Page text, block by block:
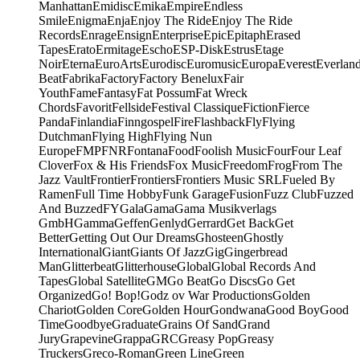
ManhattanEmidiscEmikaEmpireEndless
SmileEnigmaEnjaEnjoy The RideEnjoy The Ride
RecordsEnrageEnsignEnterpriseEpicEpitaphErased
TapesEratoErmitageEschoESP-DiskEstrusEtage
NoirEternaEuroArtsEurodiscEuromusicEuropaEverest
BeatFabrikaFactoryFactory BeneluxFair
YouthFameFantasyFat PossumFat Wreck
ChordsFavoritFellsideFestival ClassiqueFictionFierce
PandaFinlandiaFinngospelFireFlashbackFlyFlying
DutchmanFlying HighFlying Nun
EuropeFMPFNRFontanaFoodFoolish MusicFourFour Leaf
CloverFox & His FriendsFox MusicFreedomFrogFrom The
Jazz VaultFrontierFrontiersFrontiers Music SRLFueled By
RamenFull Time HobbyFunk GarageFusionFuzz ClubFuzzed
And BuzzedFYGalaGamaGama Musikverlags
GmbHGammaGeffenGenlydGerrardGet BackGet
BetterGetting Out Our DreamsGhosteenGhostly
InternationalGiantGiants Of JazzGigGingerbread
ManGlitterbeatGlitterhouseGlobalGlobal Records And
TapesGlobal SatelliteGMGo BeatGo DiscsGo Get
OrganizedGo! Bop!Godz ov War ProductionsGolden
ChariotGolden CoreGolden HourGondwanaGood BoyGood
TimeGoodbyeGraduateGrains Of SandGrand
JuryGrapevineGrappaGRCGreasy PopGreasy
TruckersGreco-RomanGreen LineGreen